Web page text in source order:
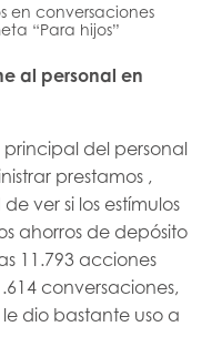
en conversaciones
“Para hijos”
al personal en
del personal
prestamos ,
ver si los estímulos
ahorros de depósito
11.793 acciones
conversaciones,
dio bastante uso a